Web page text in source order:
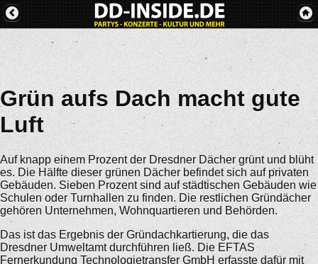
Grün aufs Dach macht gute
Luft
Auf knapp einem Prozent der Dresdner Dächer grünt und blüht
es. Die Hälfte dieser grünen Dächer befindet sich auf privaten
Gebäuden. Sieben Prozent sind auf städtischen Gebäuden wie
Schulen oder Turnhallen zu finden. Die restlichen Gründächer
gehören Unternehmen, Wohnquartieren und Behörden.
Das ist das Ergebnis der Gründachkartierung, die das
Dresdner Umweltamt durchführen ließ. Die EFTAS
Fernerkundung Technologietransfer GmbH erfasste dafür mit